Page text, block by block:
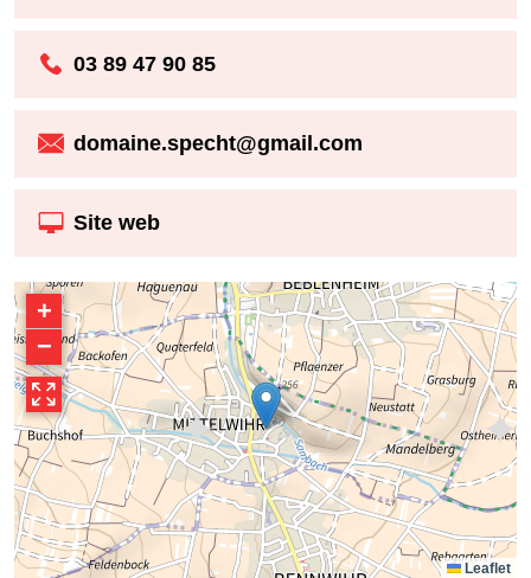
03 89 47 90 85
domaine.specht@gmail.com
Site web
+
−
Leaflet